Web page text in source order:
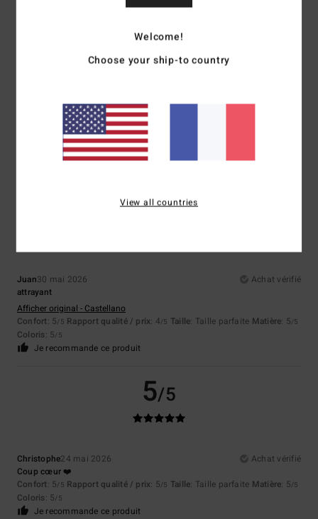
4/5
9 juin 2026
Afficher original - English
/5 Rapport qualité / prix
5/5
Juan30 mai 2026
Achat vérifié
attrayant
Afficher original - Castellano
Confort: 5/5 Rapport qualité / prix: 4/5 Taille: Taille parfaite Matière: 5/5
Coloris: 5/5
Je recommande ce produit
5/5
Christophe24 mai 2026
Achat vérifié
Coup cœur ❤️
Confort: 5/5 Rapport qualité / prix: 5/5 Taille: Taille parfaite Matière: 5/5
Coloris: 5/5
Je recommande ce produit
Welcome!
Choose your ship-to country
View all countries